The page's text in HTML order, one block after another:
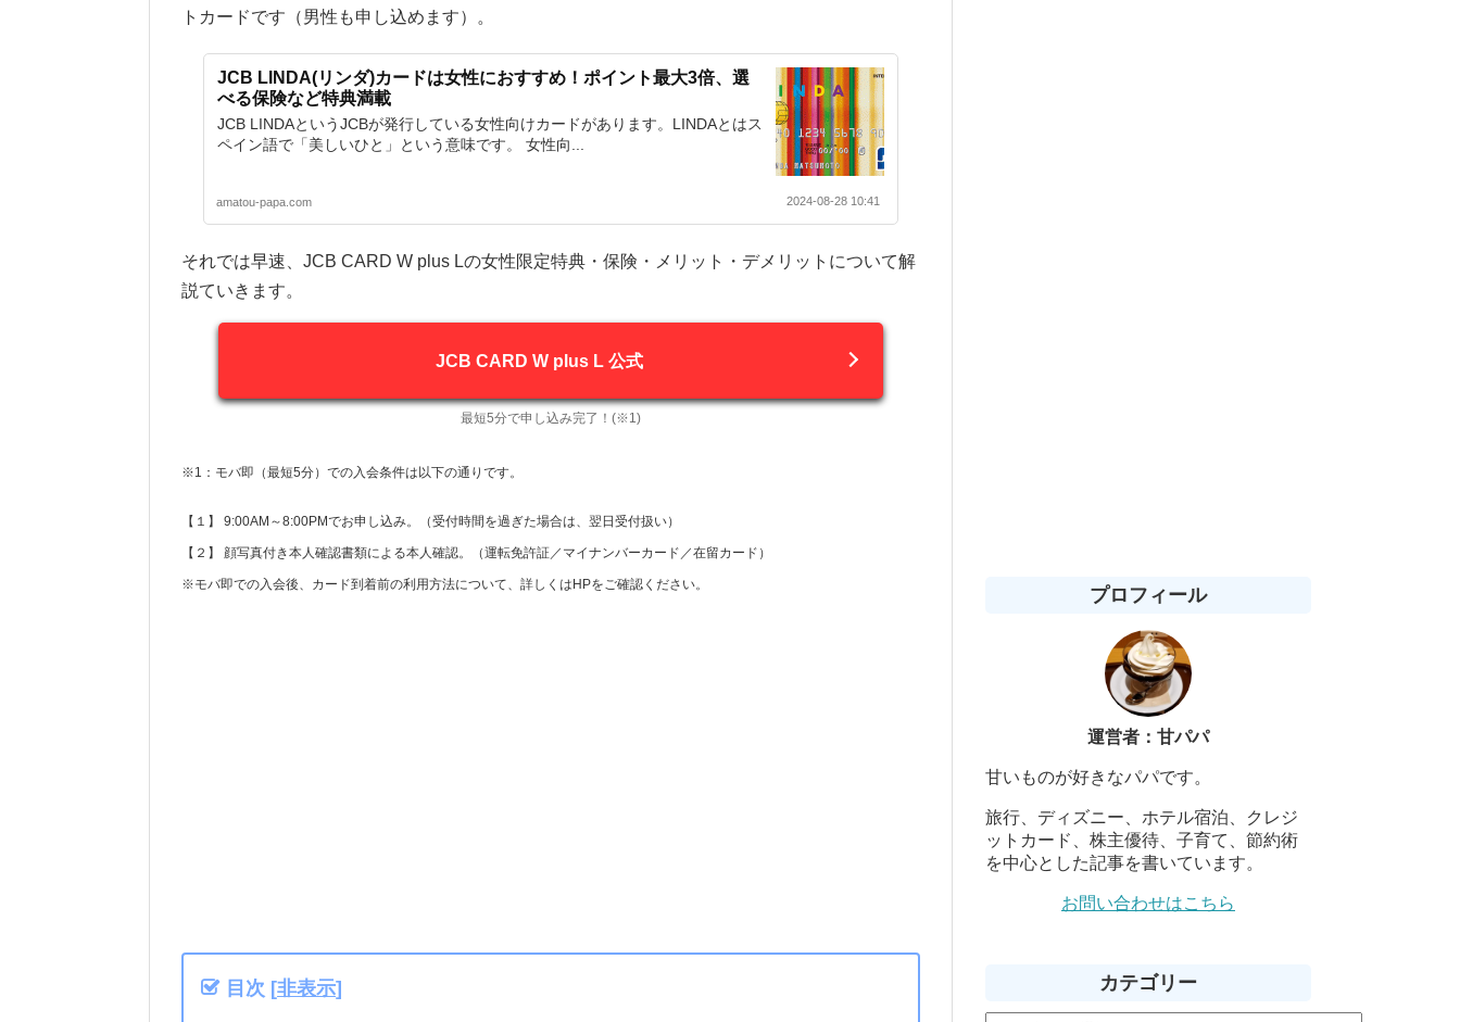
トカードです（男性も申し込めます）。
JCB LINDA(リンダ)カードは女性におすすめ！ポイント最大3倍、選
べる保険など特典満載
JCB LINDAというJCBが発行している女性向けカードがあります。LINDAとはス
ペイン語で「美しいひと」という意味です。 女性向...
amatou-papa.com 2024-08-28 10:41
それでは早速、JCB CARD W plus Lの女性限定特典・保険・メリット・デメリットについて解
説ていきます。
JCB CARD W plus L 公式
最短5分で申し込み完了！(※1)
※1：モバ即（最短5分）での入会条件は以下の通りです。
【１】 9:00AM～8:00PMでお申し込み。（受付時間を過ぎた場合は、翌日受付扱い）
【２】 顔写真付き本人確認書類による本人確認。（運転免許証／マイナンバーカード／在留カード）
※モバ即での入会後、カード到着前の利用方法について、詳しくはHPをご確認ください。
目次 [非表示]
プロフィール
運営者：甘パパ
甘いものが好きなパパです。
旅行、ディズニー、ホテル宿泊、クレジ
ットカード、株主優待、子育て、節約術
を中心とした記事を書いています。
お問い合わせはこちら
カテゴリー